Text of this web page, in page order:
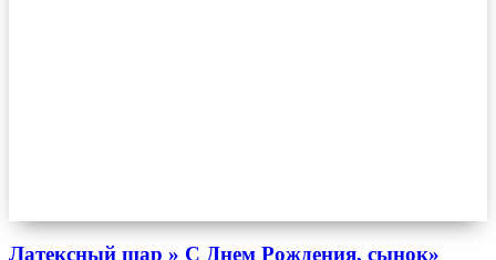
Латексный шар » С Днем Рождения, сынок»